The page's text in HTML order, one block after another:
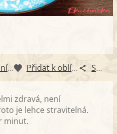
Zapsat do nutričního diáře Přidat k oblíbeným Sdílet
zdravá, není
je lehce stravitelná.
minut.